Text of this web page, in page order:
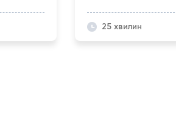
25 хвилин